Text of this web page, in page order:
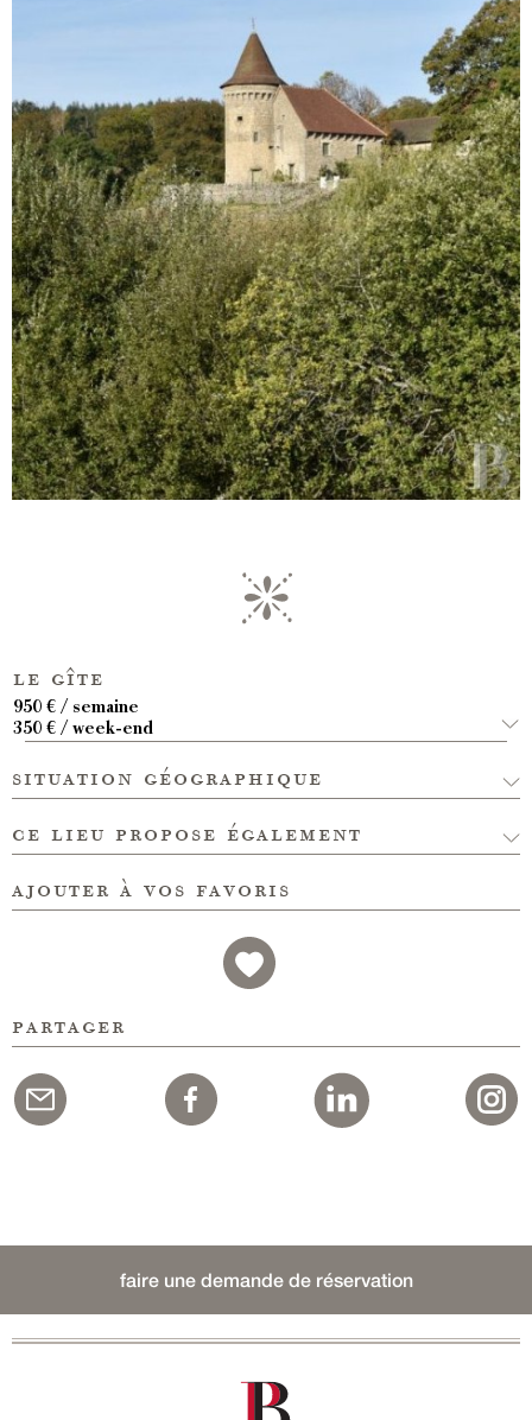
le gîte
950 € / semaine
350 € / week-end
situation géographique
ce lieu propose également
ajouter à vos favoris
partager
faire une demande de réservation